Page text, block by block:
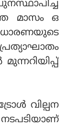
മാസം ഒ
ധാരണയുടെ
വില്പന